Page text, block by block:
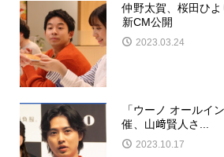
仲野太賀、桜田ひよ
新CM公開
2023.03.24
「ウーノ オールイ
催、山﨑賢人さ...
2023.10.17